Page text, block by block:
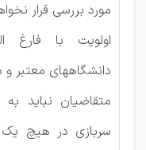
مورد بررسی قرار
اولویت با فارغ
دانشگاههای معتبر
متقاضیان نباید
سربازی در هیچ یك